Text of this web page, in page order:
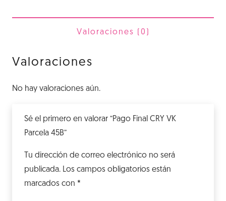
Valoraciones (0)
Valoraciones
No hay valoraciones aún.
Sé el primero en valorar “Pago Final CRY VK
Parcela 45B”
Tu dirección de correo electrónico no será
publicada. Los campos obligatorios están
marcados con *